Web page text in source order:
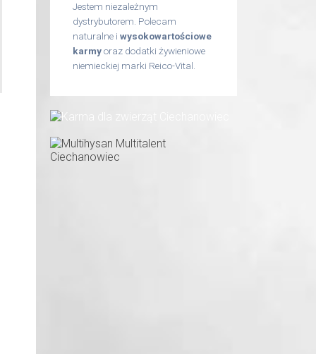
Jestem niezależnym
dystrybutorem. Polecam
naturalne i wysokowartościowe
karmyoraz dodatki żywieniowe
niemieckiej marki Reico-Vital.